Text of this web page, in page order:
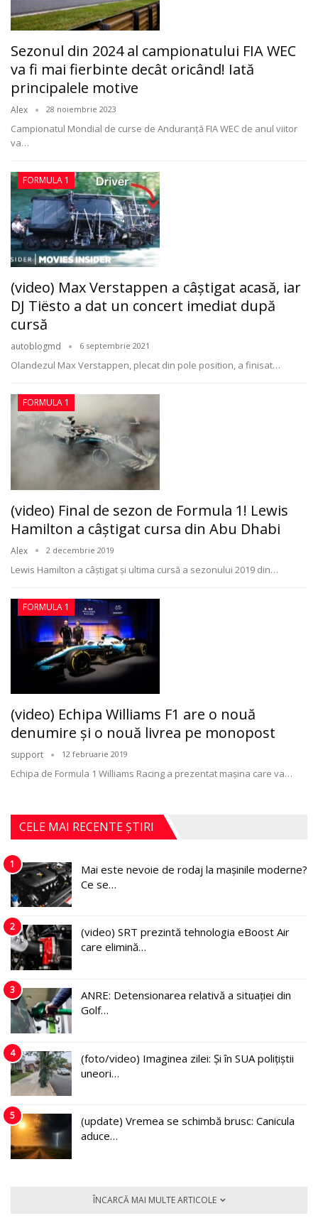
Sezonul din 2024 al campionatului FIA WEC
va fi mai fierbinte decât oricând! Iată
principalele motive
Alex 28 noiembrie 2023
Campionatul Mondial de curse de Anduranță FIA WEC de anul viitor
va…
FORMULA 1
(video) Max Verstappen a câştigat acasă, iar
DJ Tiësto a dat un concert imediat după
cursă
autoblogmd 6 septembrie 2021
Olandezul Max Verstappen, plecat din pole position, a finisat…
FORMULA 1
(video) Final de sezon de Formula 1! Lewis
Hamilton a câştigat cursa din Abu Dhabi
Alex 2 decembrie 2019
Lewis Hamilton a câștigat și ultima cursă a sezonului 2019 din…
FORMULA 1
(video) Echipa Williams F1 are o nouă
denumire şi o nouă livrea pe monopost
support 12 februarie 2019
Echipa de Formula 1 Williams Racing a prezentat maşina care va…
CELE MAI RECENTE ȘTIRI
1
Mai este nevoie de rodaj la mașinile moderne?
Ce se…
2
(video) SRT prezintă tehnologia eBoost Air
care elimină…
3
ANRE: Detensionarea relativă a situației din
Golf…
4
(foto/video) Imaginea zilei: Și în SUA polițiștii
uneori…
5
(update) Vremea se schimbă brusc: Canicula
aduce…
ÎNCARCĂ MAI MULTE ARTICOLE